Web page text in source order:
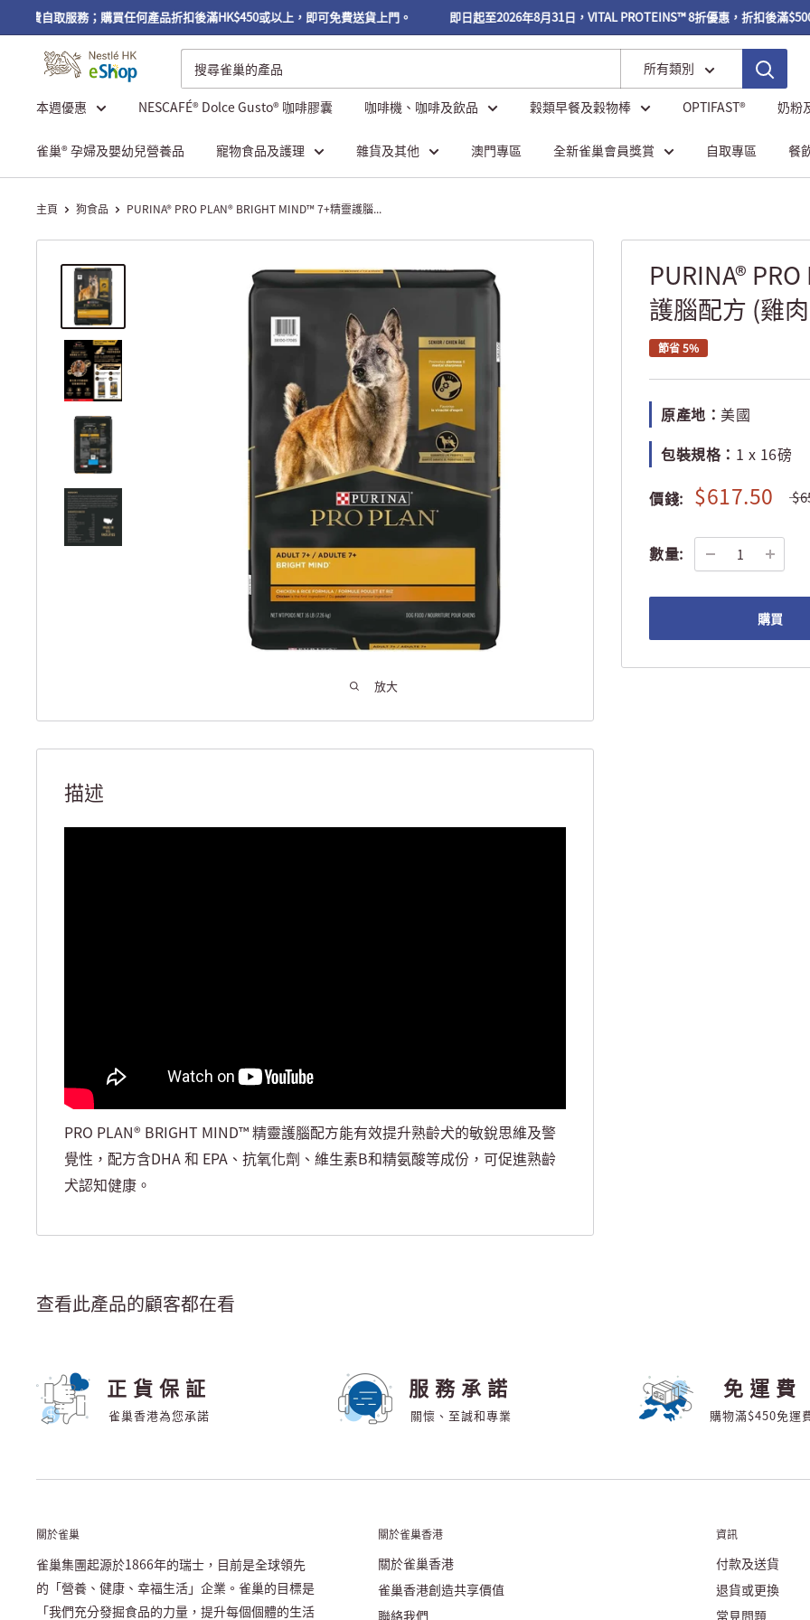
費自取服務；購買任何產品折扣後滿HK$450或以上，即可免費送貨上門。 即日起至2026年8月31日，VITAL PROTEINS™ 8折優惠，折扣後滿$500
所有類別
本週優惠 NESCAFÉ® Dolce Gusto® 咖啡膠囊 咖啡機、咖啡及飲品 穀類早餐及穀物棒 OPTIFAST® 奶粉
雀巢® 孕婦及嬰幼兒營養品 寵物食品及護理 雜貨及其他 澳門專區 全新雀巢會員獎賞 自取專區 餐
主頁 狗食品 PURINA® PRO PLAN® BRIGHT MIND™ 7+精靈護腦...
放大
PURINA®
護腦配方 (雞
節省 5%
原產地： 美國
包裝規格： 1 x 16磅
價錢: $617.50
數量:
購買
描述
PRO PLAN® BRIGHT MIND™ 精靈護腦配方能有效提升熟齡犬的敏銳思維及警
覺性，配方含DHA 和 EPA、抗氧化劑、維生素B和精氨酸等成份，可促進熟齡
犬認知健康。
查看此產品的顧客都在看
正貨保証
雀巢香港為您承諾
服務承諾
關懷、至誠和專業
免運費
購物滿$450免運
關於雀巢
雀巢集團起源於1866年的瑞士，目前是全球領先
的「營養、健康、幸福生活」企業。雀巢的目標是
「我們充分發掘食品的力量，提升每個個體的生活
關於雀巢香港
關於雀巢香港
雀巢香港創造共享價值
聯絡我們
資訊
付款及送貨
退貨或更換
常見問題